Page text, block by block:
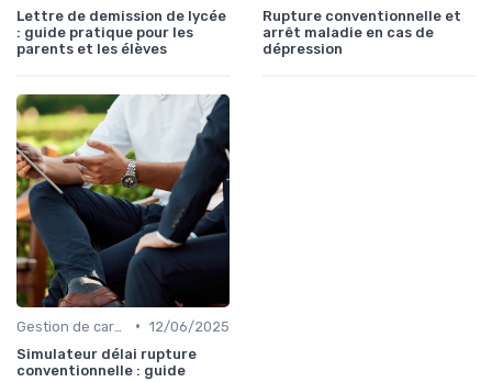
Lettre de demission de lycée
: guide pratique pour les
parents et les élèves
Rupture conventionnelle et
arrêt maladie en cas de
dépression
• 12/06/2025
Simulateur délai rupture
conventionnelle : guide